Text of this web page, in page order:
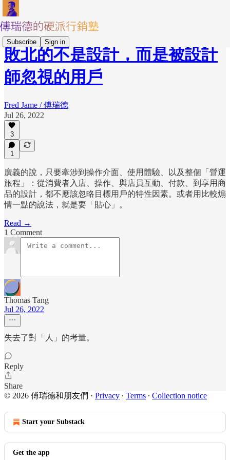
Subscribe Sign in
敗北的不是設計，而是被設計
師忽視的用戶
Fred Jame / 傅瑞德
Jul 26, 2022
3
1
廣義的說，只要牽涉到操作介面、使用體驗、以及整個「營運
旅程」：從消費者入店、操作、與店員互動、付款、到享用商
品的設計，都不應該忽略目標用戶的特性因素。或者用比較煽
情一點的說法，就是要「貼心」。
Read →
1 Comment
Thomas Tang
Jul 26, 2022
失去了對「人」的考量。
Reply
Share
© 2026 傅瑞德和朋友們 · Privacy ∙ Terms ∙ Collection notice
Start your Substack
Get the app